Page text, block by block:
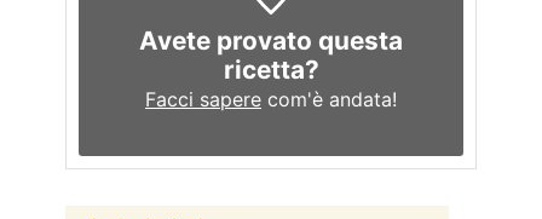
Avete provato questa
ricetta?
Facci sapere com'è andata!